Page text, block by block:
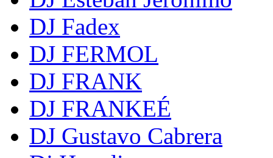
DJ Fadex
DJ FERMOL
DJ FRANK
DJ FRANKEÉ
DJ Gustavo Cabrera